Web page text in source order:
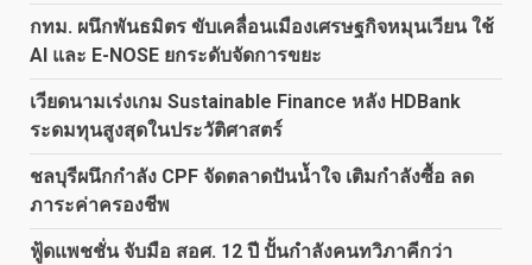
กทม. ผนึกพันธมิตร ขับเคลื่อนเมืองเศรษฐกิจหมุนเวียน ใช้
AI และ E-NOSE ยกระดับจัดการขยะ
เวียดนามเร่งเกม Sustainable Finance หลัง HDBank
ระดมทุนสูงสุดในประวัติศาสตร์
ชลบุรีผนึกกำลัง CPF จัดตลาดปันน้ำใจ เติมกำลังซื้อ ลด
ภาระค่าครองชีพ
ฟู้ดแพชชั่น จับมือ สอศ. 12 ปี ปั้นกำลังคนทวิภาคีกว่า